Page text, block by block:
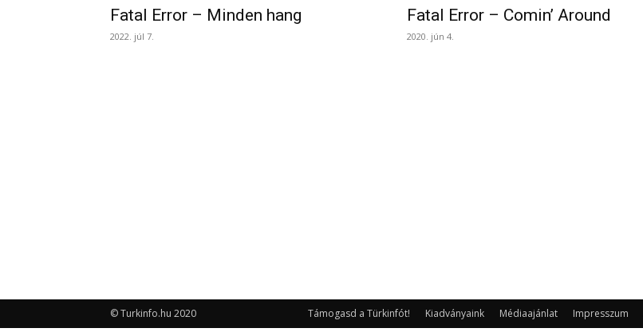
Fatal Error – Minden hang
2022. júl 7.
Fatal Error – Comin’ Around
2020. jún 4.
Támogasd a Türkinfót! Kiadványaink Médiaajánlat Impresszum
© Turkinfo.hu 2020